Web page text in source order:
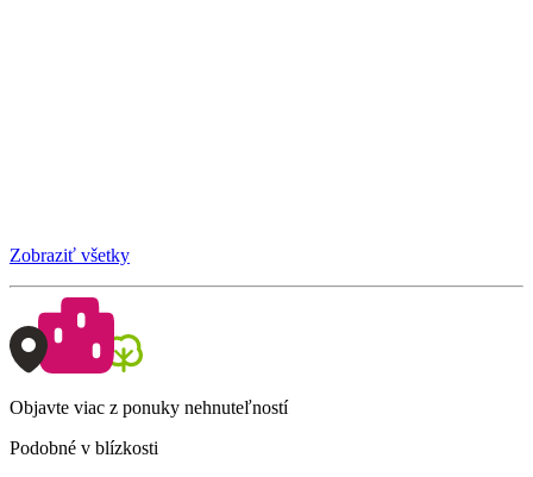
Zobraziť všetky
Objavte viac z ponuky nehnuteľností
Podobné v blízkosti